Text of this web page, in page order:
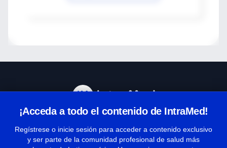
¡Acceda a todo el contenido de IntraMed!
Regístrese o inicie sesión para acceder a contenido exclusivo
y ser parte de la comunidad profesional de salud más